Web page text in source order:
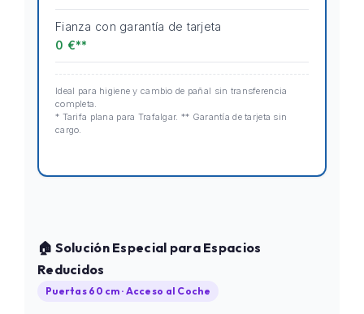
Fianza con garantía de tarjeta
0 €**
Ideal para higiene y cambio de pañal sin transferencia
completa.
* Tarifa plana para Trafalgar. ** Garantía de tarjeta sin
cargo.
🏠 Solución Especial para Espacios
Reducidos
Puertas 60 cm · Acceso al Coche